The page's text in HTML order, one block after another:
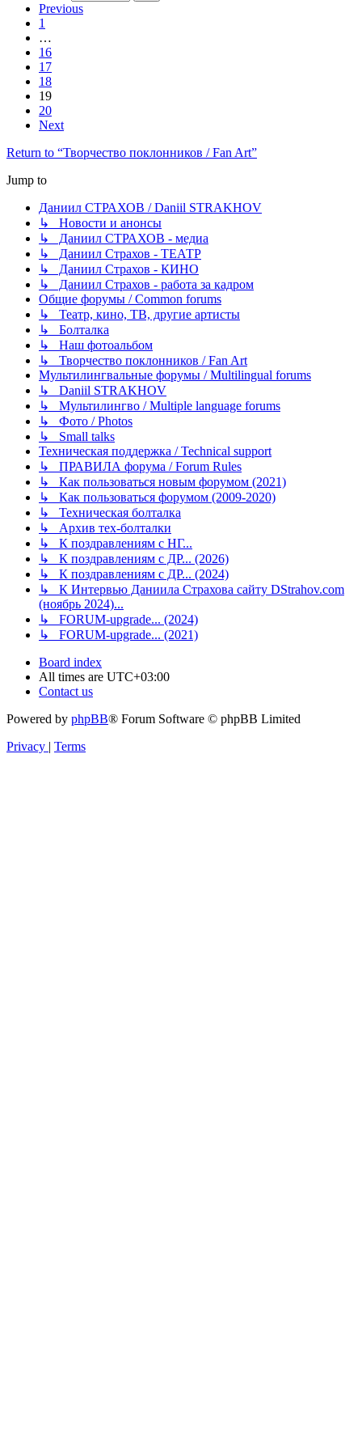
Previous
1
…
16
17
18
19
20
Next
Return to “Творчество поклонников / Fan Art”
Jump to
Даниил СТРАХОВ / Daniil STRAKHOV
↳ Новости и анонсы
↳ Даниил СТРАХОВ - медиа
↳ Даниил Страхов - ТЕАТР
↳ Даниил Страхов - КИНО
↳ Даниил Страхов - работа за кадром
Общие форумы / Common forums
↳ Театр, кино, ТВ, другие артисты
↳ Болталка
↳ Наш фотоальбом
↳ Творчество поклонников / Fan Art
Мультилингвальные форумы / Multilingual forums
↳ Daniil STRAKHOV
↳ Мультилингво / Multiple language forums
↳ Фото / Photos
↳ Small talks
Техническая поддержка / Technical support
↳ ПРАВИЛА форума / Forum Rules
↳ Как пользоваться новым форумом (2021)
↳ Как пользоваться форумом (2009-2020)
↳ Техническая болталка
↳ Архив тех-болталки
↳ К поздравлениям с НГ...
↳ К поздравлениям с ДР... (2026)
↳ К поздравлениям с ДР... (2024)
↳ К Интервью Даниила Страхова сайту DStrahov.com
(ноябрь 2024)...
↳ FORUM-upgrade... (2024)
↳ FORUM-upgrade... (2021)
Board index
All times are UTC+03:00
Contact us
Powered by phpBB® Forum Software © phpBB Limited
Privacy | Terms